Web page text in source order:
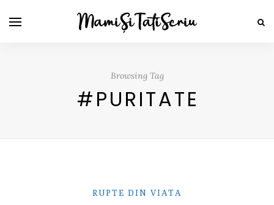
Browsing Tag
#PURITATE
RUPTE DIN VIATA